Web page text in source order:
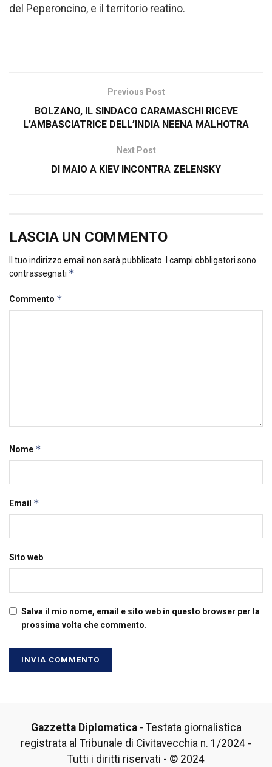
del Peperoncino, e il territorio reatino.
Previous Post
BOLZANO, IL SINDACO CARAMASCHI RICEVE
L’AMBASCIATRICE DELL’INDIA NEENA MALHOTRA
Next Post
DI MAIO A KIEV INCONTRA ZELENSKY
LASCIA UN COMMENTO
Il tuo indirizzo email non sarà pubblicato. I campi obbligatori sono
contrassegnati *
Commento *
Nome *
Email *
Sito web
Salva il mio nome, email e sito web in questo browser per la
prossima volta che commento.
Gazzetta Diplomatica- Testata giornalistica
registrata al Tribunale di Civitavecchia n. 1/2024 -
Tutti i diritti riservati - © 2024